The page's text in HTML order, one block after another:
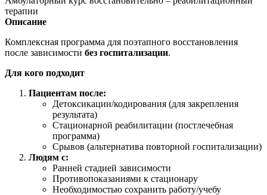
терапии
Описание
Комплексная программа для поэтапного восстановления
после зависимости без госпитализации.
Для кого подходит
Пациентам после:
Детоксикации/кодирования (для закрепления
результата)
Стационарной реабилитации (постлечебная
программа)
Срывов (альтернатива повторной госпитализации)
Людям с:
Ранней стадией зависимости
Противопоказаниями к стационару
Необходимостью сохранить работу/учебу